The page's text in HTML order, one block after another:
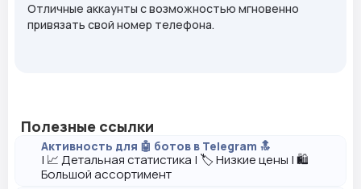
Отличные аккаунты с возможностью мгновенно
привязать свой номер телефона.
Полезные ссылки
Активность для 🤖 ботов в Telegram 🔝
| 📈 Детальная статистика | 🏷️ Низкие цены | 🛍️
Большой ассортимент